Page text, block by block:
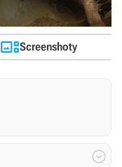
Screenshoty
